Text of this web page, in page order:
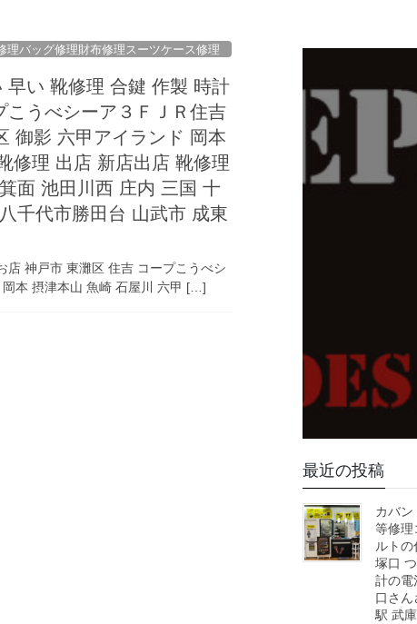
理バッグ修理財布修理スーツケース修理
早い 靴修理 合鍵 作製 時計
うべシーア３ＦＪＲ住吉
御影 六甲アイランド 岡本
修理 出店 新店出店 靴修理
面 池田川西 庄内 三国 十
千代市勝田台 山武市 成東
店 神戸市 東灘区 住吉 コープこうべシ
本 摂津本山 魚崎 石屋川 六甲 […]
最近の投稿
カバ
等修理
ルト
塚口
計の電
口さん
駅 武